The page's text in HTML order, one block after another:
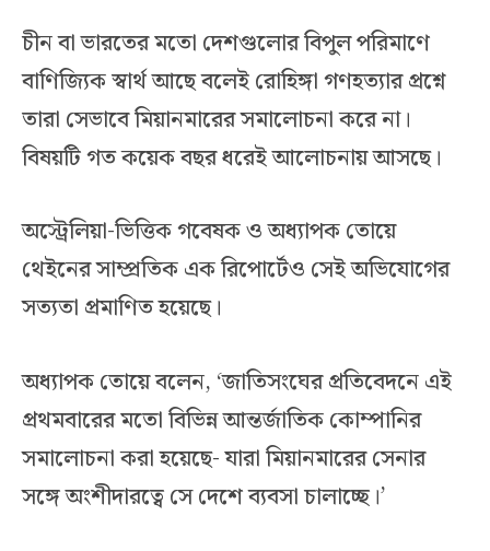
চীন বা ভারতের মতো দেশগুলোর বিপুল পরিমাণে
বাণিজ্যিক স্বার্থ আছে বলেই রোহিঙ্গা গণহত্যার প্রশ্নে
তারা সেভাবে মিয়ানমারের সমালোচনা করে না।
বিষয়টি গত কয়েক বছর ধরেই আলোচনায় আসছে।
অস্ট্রেলিয়া-ভিত্তিক গবেষক ও অধ্যাপক তোয়ে
থেইনের সাম্প্রতিক এক রিপোর্টেও সেই অভিযোগের
সত্যতা প্রমাণিত হয়েছে।
অধ্যাপক তোয়ে বলেন, ‘জাতিসংঘের প্রতিবেদনে এই
প্রথমবারের মতো বিভিন্ন আন্তর্জাতিক কোম্পানির
সমালোচনা করা হয়েছে- যারা মিয়ানমারের সেনার
সঙ্গে অংশীদারত্বে সে দেশে ব্যবসা চালাচ্ছে।’